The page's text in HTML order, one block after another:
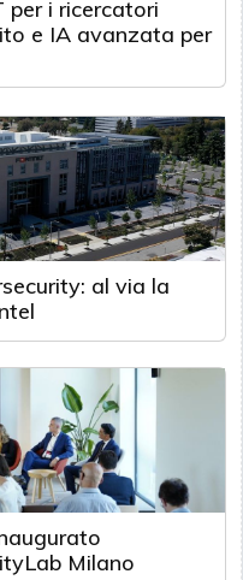
per i ricercatori
e IA avanzata per
al via la
Milano